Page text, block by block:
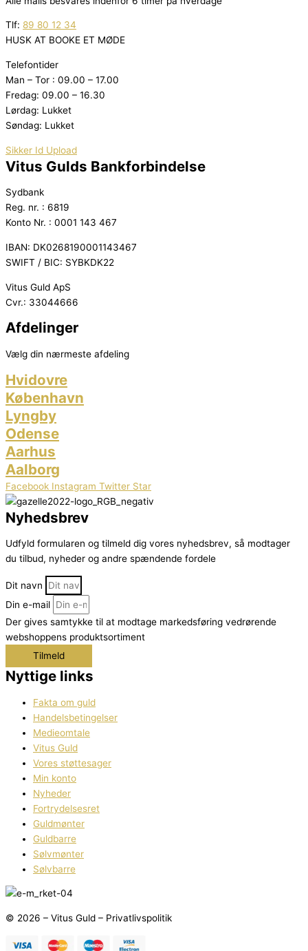
Tlf: 89 80 12 34
HUSK AT BOOKE ET MØDE
Telefontider
Man – Tor : 09.00 – 17.00
Fredag: 09.00 – 16.30
Lørdag: Lukket
Søndag: Lukket
Sikker Id Upload
Vitus Gulds Bankforbindelse
Sydbank
Reg. nr. : 6819
Konto Nr. : 0001 143 467
IBAN: DK0268190001143467
SWIFT / BIC: SYBKDK22
Vitus Guld ApS
Cvr.: 33044666
Afdelinger
Vælg din nærmeste afdeling
Hvidovre
København
Lyngby
Odense
Aarhus
Aalborg
Facebook Instagram Twitter Star
Nyhedsbrev
Udfyld formularen og tilmeld dig vores nyhedsbrev, så modtager
du tilbud, nyheder og andre spændende fordele
Dit navn
Din e-mail
Der gives samtykke til at modtage markedsføring vedrørende
webshoppens produktsortiment
Tilmeld
Nyttige links
Fakta om guld
Handelsbetingelser
Medieomtale
Vitus Guld
Vores støttesager
Min konto
Nyheder
Fortrydelsesret
Guldmønter
Guldbarre
Sølvmønter
Sølvbarre
© 2026 – Vitus Guld – Privatlivspolitik